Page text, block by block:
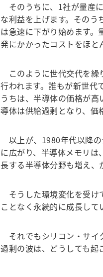
そのうちに、1社が量産
な利益を上げます。そのう
は急速に下がり始めます
発にかかったコストをほと
このように世代交代を繰
行われます。誰もが新世代
うちは、半導体の価格が
導体は供給過剰となり、価
以上が、1980年代以降
に広がり、半導体メモリ
長する半導体分野も増え、
そうした環境変化を受け
ことなく永続的に成長して
それでもシリコン・サイ
過剰の波は、どうしても起